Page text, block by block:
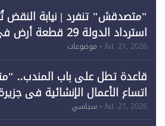
"متصدقش" تنفرد | نيابة النقض
استرداد الدولة 29
وقبول طعن الحكومة جزئيًا (1)
Jul. 21, 2026- موضوعات
قاعدة تطل على باب المندب..
اتساع الأعمال الإنشائية في
Jul. 21, 2026- سياسي